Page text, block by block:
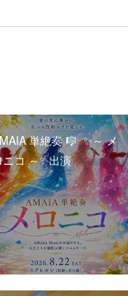
単絶奏 🎼 ✨～ メ
ニコ ～✨出演